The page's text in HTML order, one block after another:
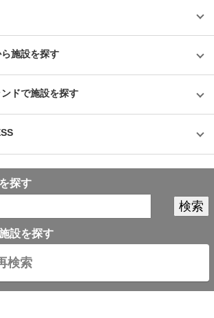
ーであるクジラの可愛さも合間って、まさに”いい
すすめだ。もちろん、セキュリティも万全で、オー
いるため、何かあったときにもすぐに相談できる安
を預けるのに、こんな特徴のあるトランクルームの
施設を探す
ドで施設を探す
探す
設を探す
検索